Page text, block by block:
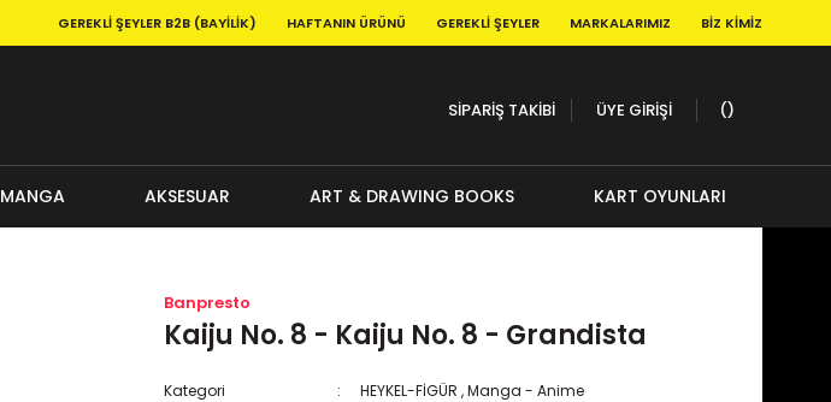
GEREKLI ŞEYLER B2B (BAYILIK) HAFTANIN ÜRÜNÜ GEREKLI ŞEYLER MARKALARIMIZ BIZ KIMIZ
SİPARİŞ TAKİBİ ÜYE GİRİŞİ
MANGA AKSESUAR ART & DRAWING BOOKS KART OYUNLARI
Banpresto
Kaiju No. 8 - Kaiju No. 8 - Grandista
Kategori HEYKEL-FİGÜR ,Manga - Anime